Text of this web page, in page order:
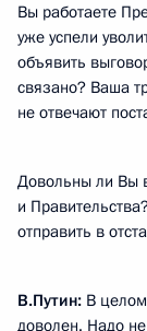
Вы работаете
уже успели
объявить
связано? Ваша
не отвечают
Довольны ли Вы
и
отправить в
В.Путин: В
доволен. Надо